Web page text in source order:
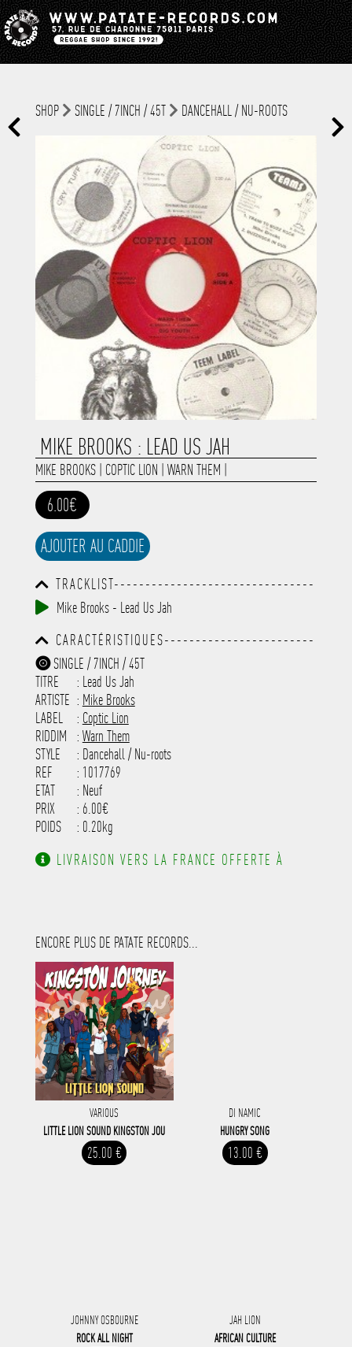
SHOP SINGLE / 7INCH / 45T DANCEHALL / NU-ROOTS
MIKE BROOKS : LEAD US JAH
MIKE BROOKS| COPTIC LION WARN THEM
6.00€
AJOUTER AU CADDIE
TRACKLIST--------------------------------
-----------------------------------------
-----------------------------------------
-----------------------------------------
-----------------------------------------
-------------
Mike Brooks - Lead Us Jah
CARACTÉRISTIQUES------------------------
-----------------------------------------
-----------------------------------------
-----------------------------------------
-----------------------------------------
---------------------
SINGLE / 7INCH / 45T
TITRE
: Lead Us Jah
ARTISTE : Mike Brooks
LABEL
: Coptic Lion
RIDDIM
: Warn Them
STYLE
: Dancehall / Nu-roots
REF
: 1017769
ETAT
: Neuf
PRIX
: 6.00€
POIDS
: 0.20kg
LIVRAISON VERS LA FRANCE OFFERTE À
ENCORE PLUS DE PATATE RECORDS...
VARIOUS
LITTLE LION SOUND KINGSTON JOU
25.00 €
DI NAMIC
HUNGRY SONG
13.00 €
JOHNNY OSBOURNE
ROCK ALL NIGHT
JAH LION
AFRICAN CULTURE